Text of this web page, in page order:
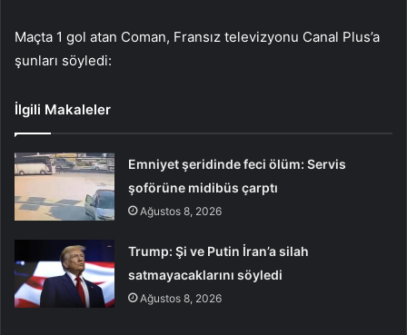
Maçta 1 gol atan Coman, Fransız televizyonu Canal Plus’a
şunları söyledi:
İlgili Makaleler
Emniyet şeridinde feci ölüm: Servis
şoförüne midibüs çarptı
Ağustos 8, 2026
Trump: Şi ve Putin İran’a silah
satmayacaklarını söyledi
Ağustos 8, 2026